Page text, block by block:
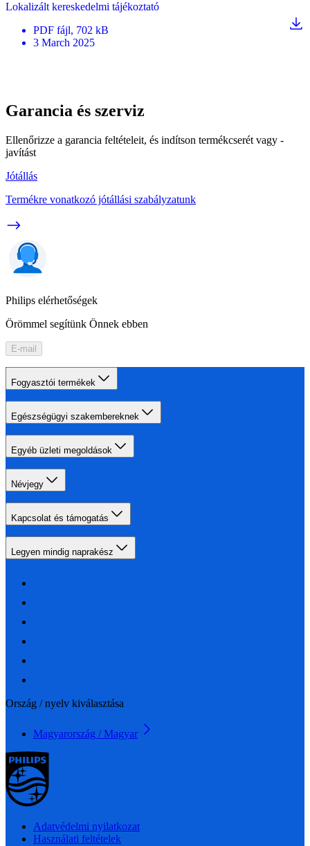
Lokalizált kereskedelmi tájékoztató
PDF fájl, 702 kB
3 March 2025
Garancia és szerviz
Ellenőrizze a garancia feltételeit, és indítson termékcserét vagy -
javítást
Jótállás
Termékre vonatkozó jótállási szabályzatunk
Philips elérhetőségek
Örömmel segítünk Önnek ebben
E-mail
Fogyasztói termékek
Egészségügyi szakembereknek
Egyéb üzleti megoldások
Névjegy
Kapcsolat és támogatás
Legyen mindig naprakész
Ország / nyelv kiválasztása
Magyarország / Magyar
Adatvédelmi nyilatkozat
Használati feltételek